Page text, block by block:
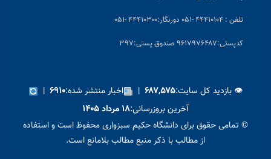
تلفن : ۴۴۴۱۰۱۰۴ -۰۵۱ دورنگار:۴۴۴۱۰۳۰۰ -۰۵۱
کدپستی:۹۶۱۷۹۷۶۴۸۷ صندوق پستی:۳۹۷
👁 بازدید کل سایت:۶۸۷,۵۷۵ | اخبار منتشر شده:۶۹۱۰ |
آخرین بروزرسانی:۱۸ مرداد ۱۴۰۵
© تمامی حقوق برای دانشگاه حکیم سبزواری محفوظ است و استفاده
از مطالب با ذکر منبع مطالب بلامانع است.